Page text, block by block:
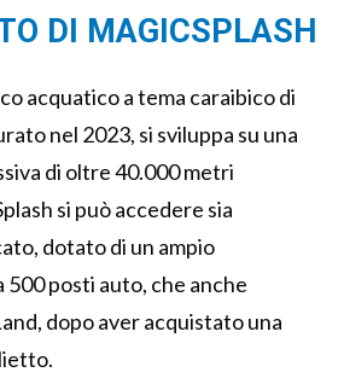
DI MAGICSPLASH
acquatico a tema caraibico di
nel 2023, si sviluppa su una
di oltre 40.000 metri
si può accedere sia
dotato di un ampio
posti auto, che anche
dopo aver acquistato una